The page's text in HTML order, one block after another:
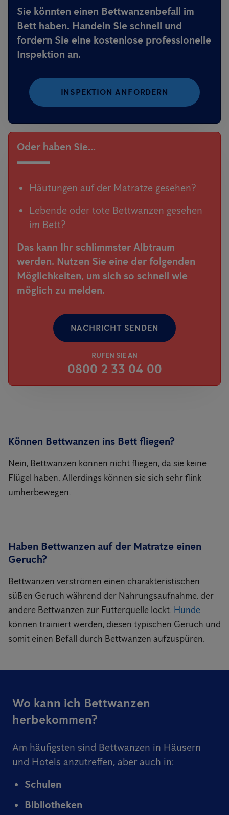
Sie könnten einen Bettwanzenbefall im
Bett haben. Handeln Sie schnell und
fordern Sie eine kostenlose professionelle
Inspektion an.
INSPEKTION ANFORDERN
Oder haben Sie...
Häutungen auf der Matratze gesehen?
Lebende oder tote Bettwanzen gesehen
im Bett?
Das kann Ihr schlimmster Albtraum
werden. Nutzen Sie eine der folgenden
Möglichkeiten, um sich so schnell wie
möglich zu melden.
NACHRICHT SENDEN
RUFEN SIE AN
0800 2 33 04 00
Können Bettwanzen ins Bett fliegen?
Nein, Bettwanzen können nicht fliegen, da sie keine
Flügel haben. Allerdings können sie sich sehr flink
umherbewegen.
Haben Bettwanzen auf der Matratze einen
Geruch?
Bettwanzen verströmen einen charakteristischen
süßen Geruch während der Nahrungsaufnahme, der
andere Bettwanzen zur Futterquelle lockt. Hunde
können trainiert werden, diesen typischen Geruch und
somit einen Befall durch Bettwanzen aufzuspüren.
Wo kann ich Bettwanzen
herbekommen?
Am häufigsten sind Bettwanzen in Häusern
und Hotels anzutreffen, aber auch in:
Schulen
Bibliotheken